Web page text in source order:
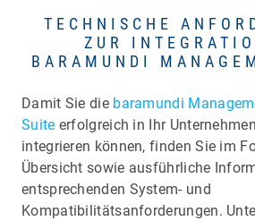
TECHNISCHE
ZUR
BARAMUNDI
Damit Sie die baramundi
Suite erfolgreich in Ihr
integrieren können, finden Sie im
Übersicht sowie ausführliche
entsprechenden System- und
Kompatibilitätsanforderungen.